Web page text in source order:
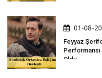
01-08-
Feyyaz
Performansı
Oldu